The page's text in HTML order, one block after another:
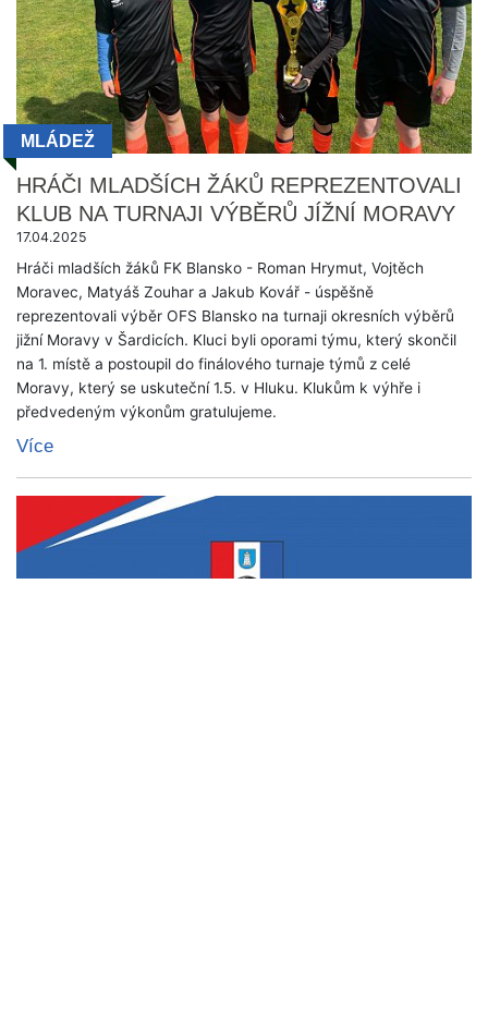
MLÁDEŽ
HRÁČI MLADŠÍCH ŽÁKŮ REPREZENTOVALI
KLUB NA TURNAJI VÝBĚRŮ JÍŽNÍ MORAVY
17.04.2025
Hráči mladších žáků FK Blansko - Roman Hrymut, Vojtěch
Moravec, Matyáš Zouhar a Jakub Kovář - úspěšně
reprezentovali výběr OFS Blansko na turnaji okresních výběrů
jižní Moravy v Šardicích. Kluci byli oporami týmu, který skončil
na 1. místě a postoupil do finálového turnaje týmů z celé
Moravy, který se uskuteční 1.5. v Hluku. Klukům k výhře i
předvedeným výkonům gratulujeme.
Více